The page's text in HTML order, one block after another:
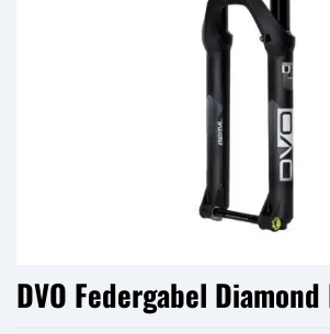
DVO Federgabel